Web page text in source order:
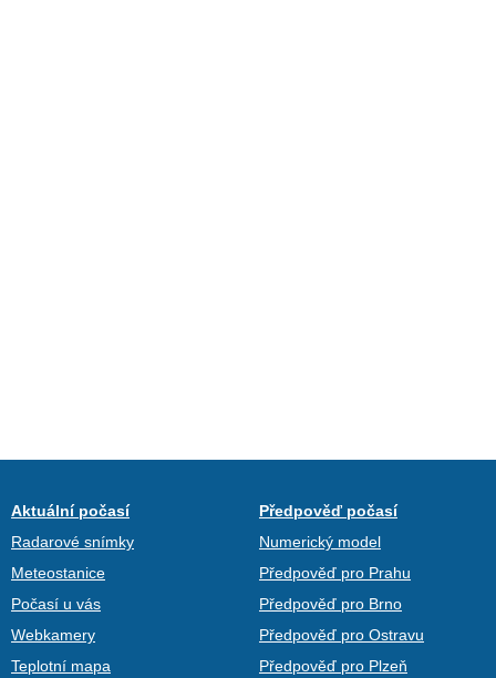
Aktuální počasí
Radarové snímky
Meteostanice
Počasí u vás
Webkamery
Teplotní mapa
Předpověď počasí
Numerický model
Předpověď pro Prahu
Předpověď pro Brno
Předpověď pro Ostravu
Předpověď pro Plzeň